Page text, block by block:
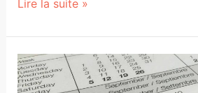
Lire la suite »
Les
dates
importantes